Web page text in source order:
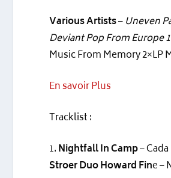
Various Artists–Uneven
Deviant Pop From Europe
Music From Memory 2×LP
En savoir Plus
Tracklist :
1.Nightfall In Camp–
Stroer Duo Howard Fine –